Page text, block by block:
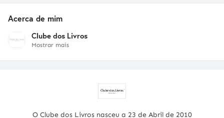
Acerca de mim
Clube dos Livros
Mostrar mais
O Clube dos Livros nasceu a 23 de Abril de 2010